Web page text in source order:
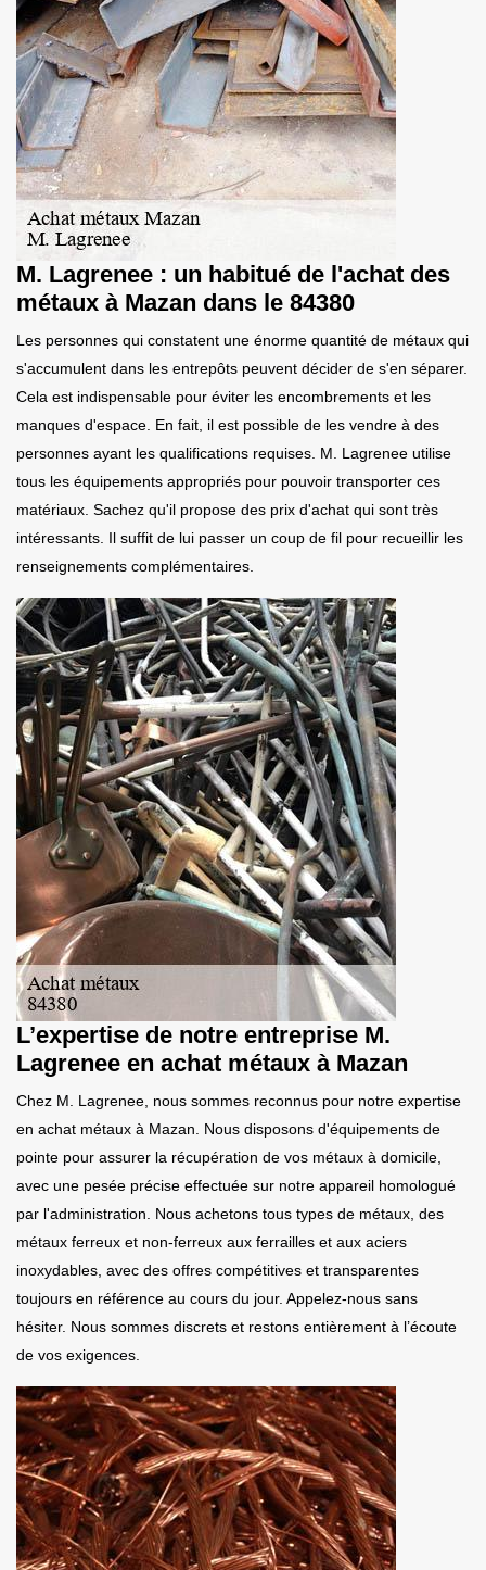
M. Lagrenee : un habitué de l'achat des
métaux à Mazan dans le 84380
Les personnes qui constatent une énorme quantité de métaux qui
s'accumulent dans les entrepôts peuvent décider de s'en séparer.
Cela est indispensable pour éviter les encombrements et les
manques d'espace. En fait, il est possible de les vendre à des
personnes ayant les qualifications requises. M. Lagrenee utilise
tous les équipements appropriés pour pouvoir transporter ces
matériaux. Sachez qu'il propose des prix d'achat qui sont très
intéressants. Il suffit de lui passer un coup de fil pour recueillir les
renseignements complémentaires.
L’expertise de notre entreprise M.
Lagrenee en achat métaux à Mazan
Chez M. Lagrenee, nous sommes reconnus pour notre expertise
en achat métaux à Mazan. Nous disposons d'équipements de
pointe pour assurer la récupération de vos métaux à domicile,
avec une pesée précise effectuée sur notre appareil homologué
par l'administration. Nous achetons tous types de métaux, des
métaux ferreux et non-ferreux aux ferrailles et aux aciers
inoxydables, avec des offres compétitives et transparentes
toujours en référence au cours du jour. Appelez-nous sans
hésiter. Nous sommes discrets et restons entièrement à l’écoute
de vos exigences.